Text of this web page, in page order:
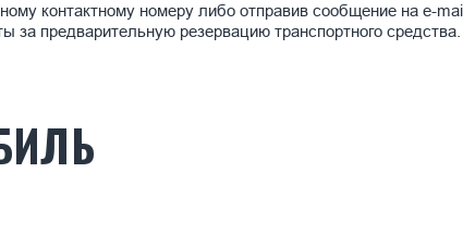
контактному номеру либо отправив сообщение на e-
предварительную резервацию транспортного средства.